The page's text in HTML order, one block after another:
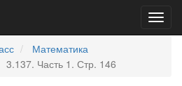
Математика
3.137. Часть 1. Стр. 146